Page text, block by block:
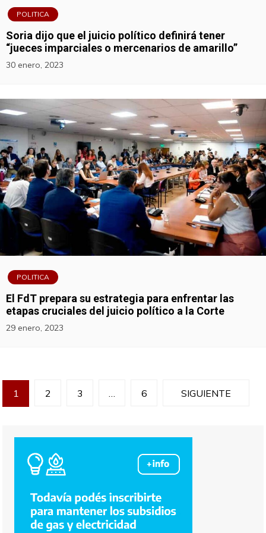
POLITICA
Soria dijo que el juicio político definirá tener
“jueces imparciales o mercenarios de amarillo”
30 enero, 2023
POLITICA
El FdT prepara su estrategia para enfrentar las
etapas cruciales del juicio político a la Corte
29 enero, 2023
N
1 2 3 … 6 SIGUIENTE